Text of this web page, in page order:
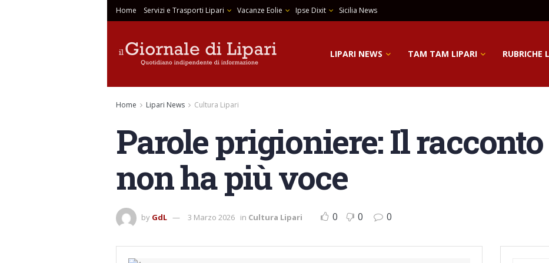
Home Servizi e Trasporti Lipari Vacanze Eolie Ipse Dixit Sicilia News
LIPARI NEWS TAM TAM LIPARI RUBRICHE
Home Lipari News Cultura Lipari
​Parole prigioniere: Il
non ha più voce
by GdL 3 Marzo 2026 in Cultura Lipari 0 0 0